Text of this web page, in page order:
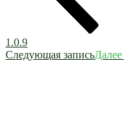
1.0.9
Следующая записьДалее